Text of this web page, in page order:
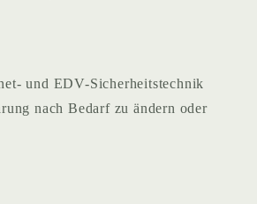
und EDV-Sicherheitstechnik
nach Bedarf zu ändern oder